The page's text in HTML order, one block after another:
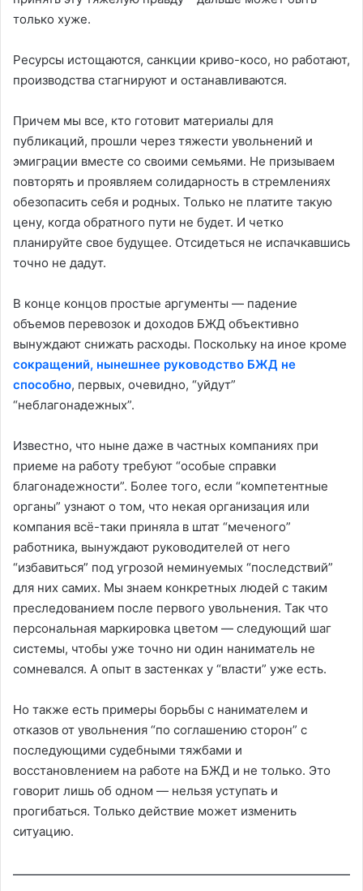
только хуже.
Ресурсы истощаются, санкции криво-косо, но работают,
производства стагнируют и останавливаются.
Причем мы все, кто готовит материалы для
публикаций, прошли через тяжести увольнений и
эмиграции вместе со своими семьями. Не призываем
повторять и проявляем солидарность в стремлениях
обезопасить себя и родных. Только не платите такую
цену, когда обратного пути не будет. И четко
планируйте свое будущее. Отсидеться не испачкавшись
точно не дадут.
В конце концов простые аргументы — падение
объемов перевозок и доходов БЖД объективно
вынуждают снижать расходы. Поскольку на иное кроме
сокращений, нынешнее руководство БЖД не
способно, первых, очевидно, “уйдут”
“неблагонадежных”.
Известно, что ныне даже в частных компаниях при
приеме на работу требуют “особые справки
благонадежности”. Более того, если “компетентные
органы” узнают о том, что некая организация или
компания всё-таки приняла в штат “меченого”
работника, вынуждают руководителей от него
“избавиться” под угрозой неминуемых “последствий”
для них самих. Мы знаем конкретных людей с таким
преследованием после первого увольнения. Так что
персональная маркировка цветом — следующий шаг
системы, чтобы уже точно ни один наниматель не
сомневался. А опыт в застенках у “власти” уже есть.
Но также есть примеры борьбы с нанимателем и
отказов от увольнения “по соглашению сторон” с
последующими судебными тяжбами и
восстановлением на работе на БЖД и не только. Это
говорит лишь об одном — нельзя уступать и
прогибаться. Только действие может изменить
ситуацию.